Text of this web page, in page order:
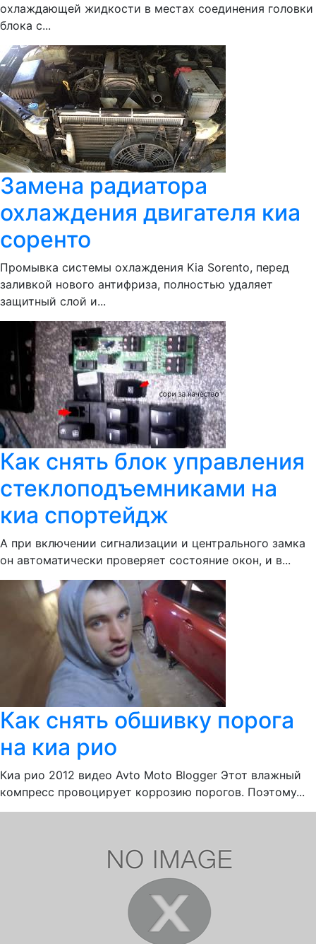
охлаждающей жидкости в местах соединения головки
блока с...
Замена радиатора
охлаждения двигателя киа
соренто
Промывка системы охлаждения Kia Sorento, перед
заливкой нового антифриза, полностью удаляет
защитный слой и...
Как снять блок управления
стеклоподъемниками на
киа спортейдж
А при включении сигнализации и центрального замка
он автоматически проверяет состояние окон, и в...
Как снять обшивку порога
на киа рио
Киа рио 2012 видео Avto Moto Blogger Этот влажный
компресс провоцирует коррозию порогов. Поэтому...